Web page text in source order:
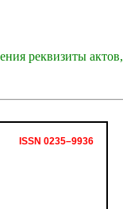
реквизиты актов,
ISSN 0235–9936